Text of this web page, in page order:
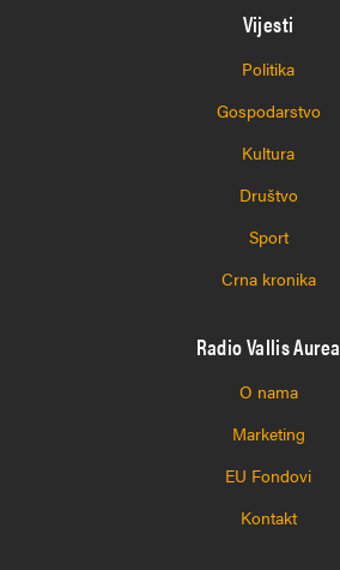
Vijesti
Politika
Gospodarstvo
Kultura
Društvo
Sport
Crna kronika
Radio Vallis Aurea
O nama
Marketing
EU Fondovi
Kontakt